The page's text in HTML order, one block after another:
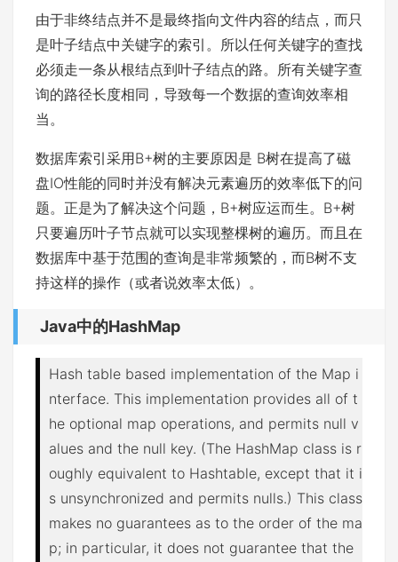
由于非终结点并不是最终指向文件内容的结点，而只
是叶子结点中关键字的索引。所以任何关键字的查找
必须走一条从根结点到叶子结点的路。所有关键字查
询的路径长度相同，导致每一个数据的查询效率相
当。
数据库索引采用B+树的主要原因是 B树在提高了磁
盘IO性能的同时并没有解决元素遍历的效率低下的问
题。正是为了解决这个问题，B+树应运而生。B+树
只要遍历叶子节点就可以实现整棵树的遍历。而且在
数据库中基于范围的查询是非常频繁的，而B树不支
持这样的操作（或者说效率太低）。
Java中的HashMap
Hash table based implementation of the Map i
nterface. This implementation provides all of t
he optional map operations, and permits null v
alues and the null key. (The HashMap class is r
oughly equivalent to Hashtable, except that it i
s unsynchronized and permits nulls.) This class
makes no guarantees as to the order of the ma
p; in particular, it does not guarantee that the